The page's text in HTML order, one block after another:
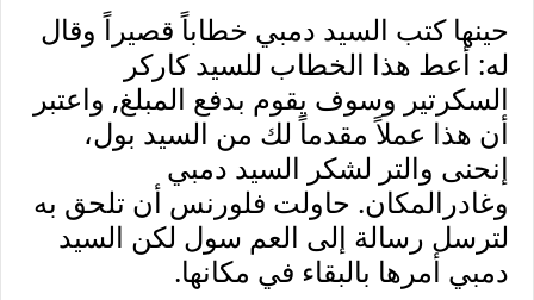
حينها كتب السيد دمبي خطاباً قصيراً وقال
له: أعط هذا الخطاب للسيد كاركر
السكرتير وسوف يقوم بدفع المبلغ, واعتبر
أن هذا عملاً مقدماً لك من السيد بول،
إنحنى والتر لشكر السيد دمبي
وغادرالمكان. حاولت فلورنس أن تلحق به
لترسل رسالة إلى العم سول لكن السيد
دمبي أمرها بالبقاء في مكانها.